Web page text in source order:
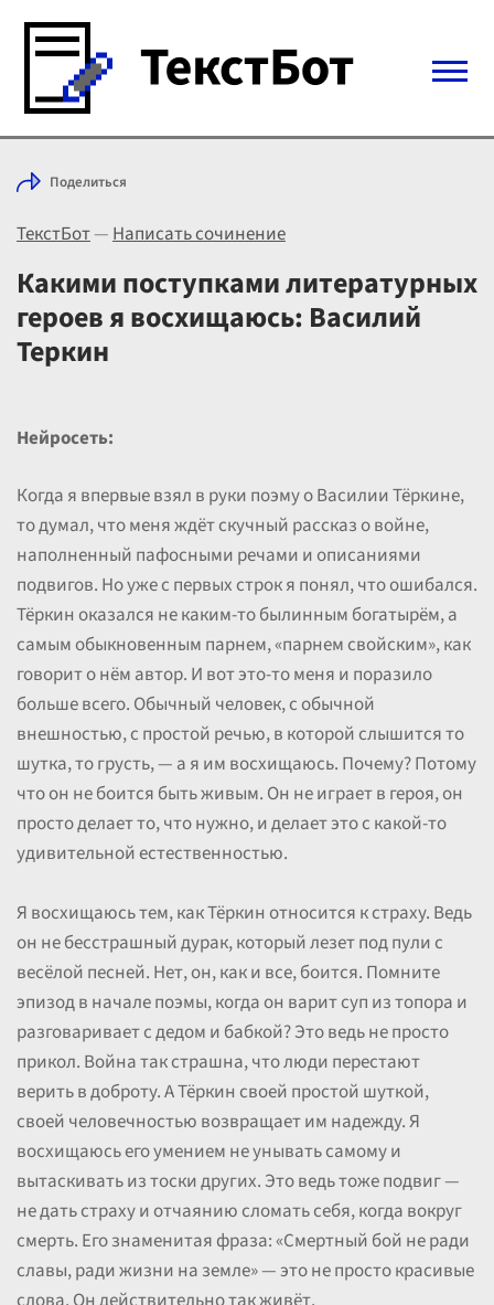
Войти с Telegram
Выбрать режим
Цены
Поделиться
ТекстБот—Написать сочинение
Какими поступками литературных
героев я восхищаюсь: Василий
Теркин
Нейросеть:
Когда я впервые взял в руки поэму о Василии Тёркине,
то думал, что меня ждёт скучный рассказ о войне,
наполненный пафосными речами и описаниями
подвигов. Но уже с первых строк я понял, что ошибался.
Тёркин оказался не каким-то былинным богатырём, а
самым обыкновенным парнем, «парнем свойским», как
говорит о нём автор. И вот это-то меня и поразило
больше всего. Обычный человек, с обычной
внешностью, с простой речью, в которой слышится то
шутка, то грусть, — а я им восхищаюсь. Почему? Потому
что он не боится быть живым. Он не играет в героя, он
просто делает то, что нужно, и делает это с какой-то
удивительной естественностью.
Я восхищаюсь тем, как Тёркин относится к страху. Ведь
он не бесстрашный дурак, который лезет под пули с
весёлой песней. Нет, он, как и все, боится. Помните
эпизод в начале поэмы, когда он варит суп из топора и
разговаривает с дедом и бабкой? Это ведь не просто
прикол. Война так страшна, что люди перестают
верить в доброту. А Тёркин своей простой шуткой,
своей человечностью возвращает им надежду. Я
восхищаюсь его умением не унывать самому и
вытаскивать из тоски других. Это ведь тоже подвиг —
не дать страху и отчаянию сломать себя, когда вокруг
смерть. Его знаменитая фраза: «Смертный бой не ради
славы, ради жизни на земле» — это не просто красивые